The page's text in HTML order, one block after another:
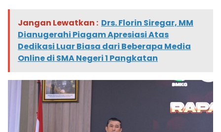
Jangan Lewatkan : Drs. Florin Siregar, MM
Dianugerahi Piagam Apresiasi Atas
Dedikasi Luar Biasa dari Beberapa Media
Online di SMA Negeri 1 Pangkatan